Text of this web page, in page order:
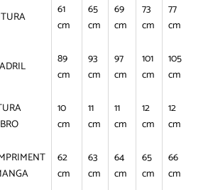
61
cm
65
cm
69
cm
73
cm
77
cm
89
cm
93
cm
97
cm
101
cm
105
cm
10
cm
11
cm
11
cm
12
cm
12
cm
62
cm
63
cm
64
cm
65
cm
66
cm